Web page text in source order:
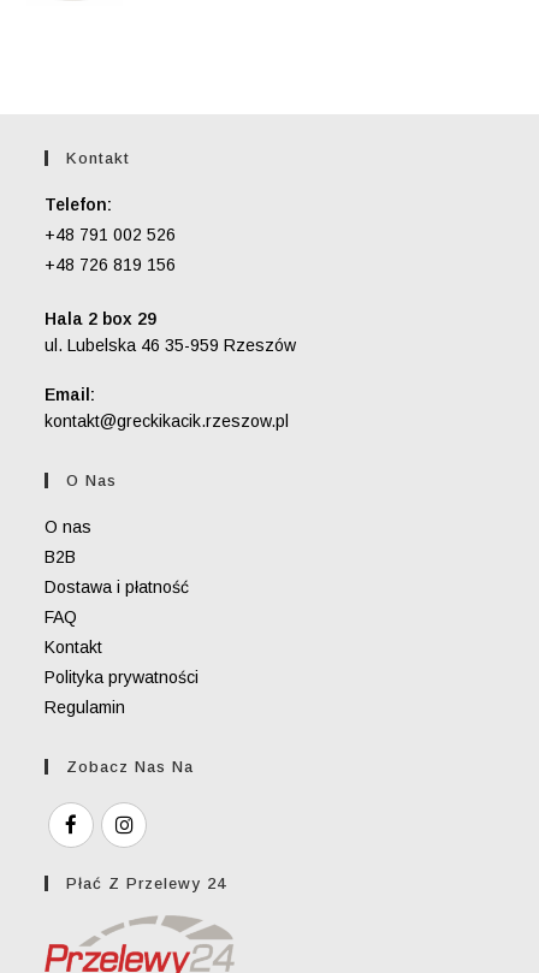
Kontakt
Telefon:
+48 791 002 526
+48 726 819 156
Hala 2 box 29
ul. Lubelska 46 35-959 Rzeszów
Email:
kontakt@greckikacik.rzeszow.pl
O Nas
O nas
B2B
Dostawa i płatność
FAQ
Kontakt
Polityka prywatności
Regulamin
Zobacz Nas Na
Płać Z Przelewy 24